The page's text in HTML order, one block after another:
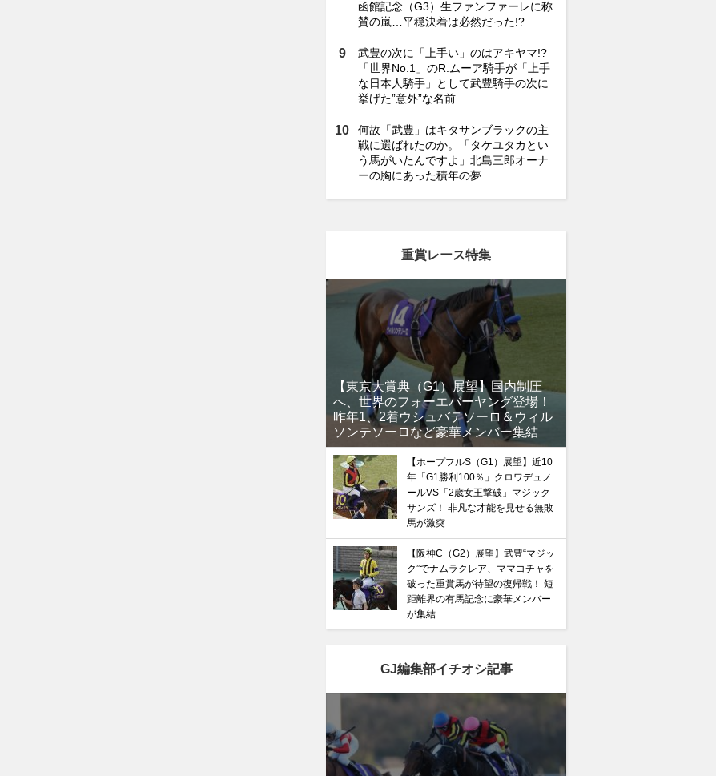
函館記念（G3）生ファンファーレに称
賛の嵐…平穏決着は必然だった!?
武豊の次に「上手い」のはアキヤマ!?
「世界No.1」のR.ムーア騎手が「上手
な日本人騎手」として武豊騎手の次に
挙げた”意外”な名前
何故「武豊」はキタサンブラックの主
戦に選ばれたのか。「タケユタカとい
う馬がいたんですよ」北島三郎オーナ
ーの胸にあった積年の夢
重賞レース特集
【東京大賞典（G1）展望】国内制圧
へ、世界のフォーエバーヤング登場！
昨年1、2着ウシュバテソーロ＆ウィル
ソンテソーロなど豪華メンバー集結
【ホープフルS（G1）展望】近10
年「G1勝利100％」クロワデュノ
ールVS「2歳女王撃破」マジック
サンズ！ 非凡な才能を見せる無敗
馬が激突
【阪神C（G2）展望】武豊“マジッ
ク”でナムラクレア、ママコチャを
破った重賞馬が待望の復帰戦！ 短
距離界の有馬記念に豪華メンバー
が集結
GJ編集部イチオシ記事